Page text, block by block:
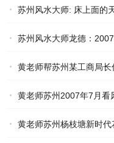
苏州风水大师: 床上面的
苏州风水大师龙德：
黄老师帮苏州某工商局
黄老师苏州2007年7月看
黄老师苏州杨枝塘新时